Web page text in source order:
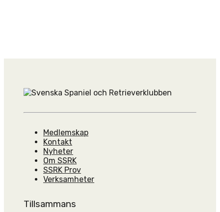
Medlemskap
Kontakt
Nyheter
Om SSRK
SSRK Prov
Verksamheter
Tillsammans